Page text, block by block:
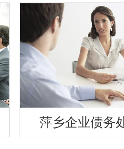
萍乡企业债务